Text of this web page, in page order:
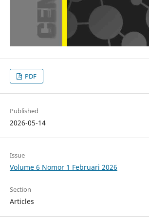
PDF
Published
2026-05-14
Issue
Volume 6 Nomor 1 Februari 2026
Section
Articles